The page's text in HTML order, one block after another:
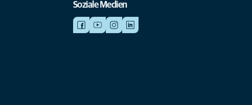
Soziale Medien